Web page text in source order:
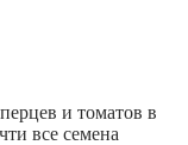
и томатов в
все семена